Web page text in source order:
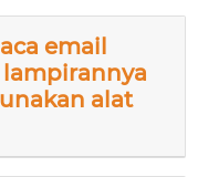
email
lampirannya
alat